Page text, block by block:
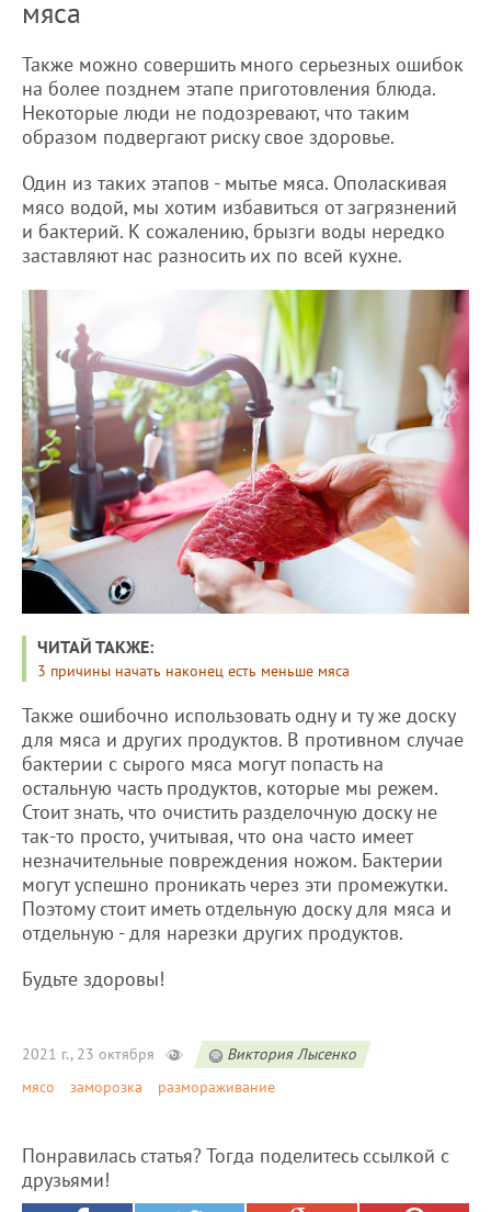
мяса
Также можно совершить много серьезных ошибок
на более позднем этапе приготовления блюда.
Некоторые люди не подозревают, что таким
образом подвергают риску свое здоровье.
Один из таких этапов - мытье мяса. Ополаскивая
мясо водой, мы хотим избавиться от загрязнений
и бактерий. К сожалению, брызги воды нередко
заставляют нас разносить их по всей кухне.
ЧИТАЙ ТАКЖЕ:
3 причины начать наконец есть меньше мяса
Также ошибочно использовать одну и ту же доску
для мяса и других продуктов. В противном случае
бактерии с сырого мяса могут попасть на
остальную часть продуктов, которые мы режем.
Стоит знать, что очистить разделочную доску не
так-то просто, учитывая, что она часто имеет
незначительные повреждения ножом. Бактерии
могут успешно проникать через эти промежутки.
Поэтому стоит иметь отдельную доску для мяса и
отдельную - для нарезки других продуктов.
Будьте здоровы!
2021 г., 23 октября
Виктория Лысенко
мясо
заморозка размораживание
Понравилась статья? Тогда поделитесь ссылкой с
друзьями!